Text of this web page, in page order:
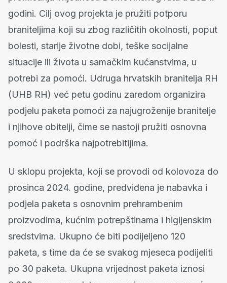
godini. Cilj ovog projekta je pružiti potporu
braniteljima koji su zbog različitih okolnosti, poput
bolesti, starije životne dobi, teške socijalne
situacije ili života u samačkim kućanstvima, u
potrebi za pomoći. Udruga hrvatskih branitelja RH
(UHB RH) već petu godinu zaredom organizira
podjelu paketa pomoći za najugroženije branitelje
i njihove obitelji, čime se nastoji pružiti osnovna
pomoć i podrška najpotrebitijima.
U sklopu projekta, koji se provodi od kolovoza do
prosinca 2024. godine, predviđena je nabavka i
podjela paketa s osnovnim prehrambenim
proizvodima, kućnim potrepštinama i higijenskim
sredstvima. Ukupno će biti podijeljeno 120
paketa, s time da će se svakog mjeseca podijeliti
po 30 paketa. Ukupna vrijednost paketa iznosi